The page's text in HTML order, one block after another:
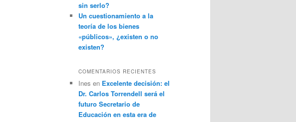
sin serlo?
Un cuestionamiento a la
teoría de los bienes
«públicos», ¿existen o no
existen?
COMENTARIOS RECIENTES
Ines en Excelente decisión: el
Dr. Carlos Torrendell será el
futuro Secretario de
Educación en esta era de